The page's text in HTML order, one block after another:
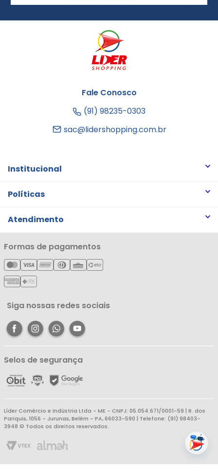
Fale Conosco
(91) 98235-0303
sac@lidershopping.com.br
Institucional
Quem somos
Notícias
Cartão Líderzan
Políticas
Trocas e Devoluções
Política de Privacidade
Política de Entrega
Política de Reembolso
Atendimento
Minha Conta
Meus Pedidos
Meus Favoritos
Central de Atendimento
Formas de pagamentos
Siga nossas redes sociais
Selos de segurança
Líder Comércio e Indústria Ltda - ME - CNPJ: 05.054.671/0001-59 | R. dos
Pariquis, 1056 - Jurunas, Belém - PA, 66033-590 | Telefone: (91) 98403-
3948 © Todos os direitos reservados.